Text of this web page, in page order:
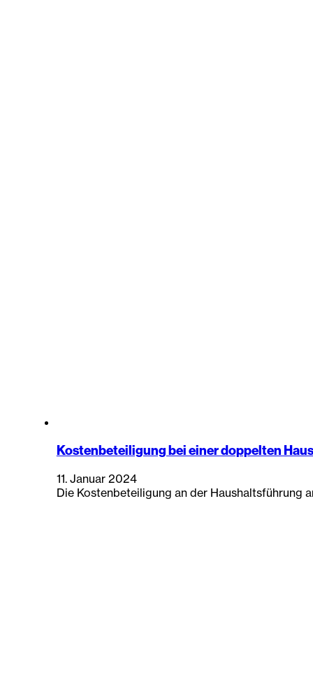
Kostenbeteiligung bei einer doppelten
11. Januar 2024
Die Kostenbeteiligung an der Haushaltsführung